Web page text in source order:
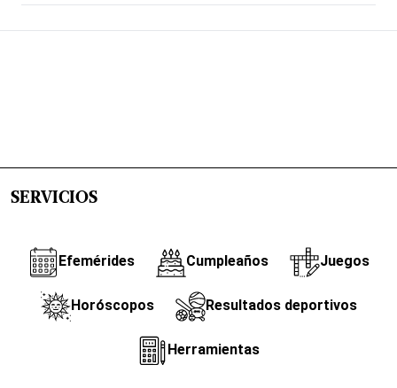
SERVICIOS
Efemérides Cumpleaños Juegos
Horóscopos Resultados deportivos
Herramientas